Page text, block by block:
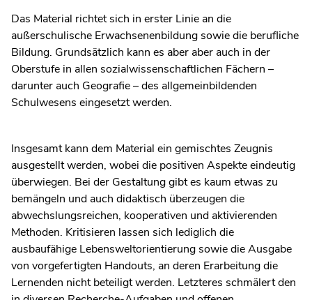
Das Material richtet sich in erster Linie an die
außerschulische Erwachsenenbildung sowie die berufliche
Bildung. Grundsätzlich kann es aber aber auch in der
Oberstufe in allen sozialwissenschaftlichen Fächern –
darunter auch Geografie – des allgemeinbildenden
Schulwesens eingesetzt werden.
Insgesamt kann dem Material ein gemischtes Zeugnis
ausgestellt werden, wobei die positiven Aspekte eindeutig
überwiegen. Bei der Gestaltung gibt es kaum etwas zu
bemängeln und auch didaktisch überzeugen die
abwechslungsreichen, kooperativen und aktivierenden
Methoden. Kritisieren lassen sich lediglich die
ausbaufähige Lebensweltorientierung sowie die Ausgabe
von vorgefertigten Handouts, an deren Erarbeitung die
Lernenden nicht beteiligt werden. Letzteres schmälert den